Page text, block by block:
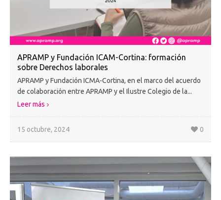
APRAMP y Fundación ICAM-Cortina: formación
sobre Derechos laborales
APRAMP y Fundación ICMA-Cortina, en el marco del acuerdo
de colaboración entre APRAMP y el Ilustre Colegio de la...
Leer más
15 octubre, 2024 0